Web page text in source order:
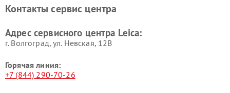
Контакты сервис центра
Адрес сервисного центра Leica:
г. Волгоград, ул. Невская, 12В
Горячая линия:
+7 (844) 290-70-26